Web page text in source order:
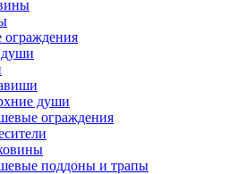
души
души
ограждения
поддоны и трапы